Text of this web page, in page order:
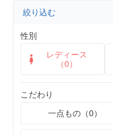
絞り込む
性別
レディース
（0）
こだわり
一点もの（0）